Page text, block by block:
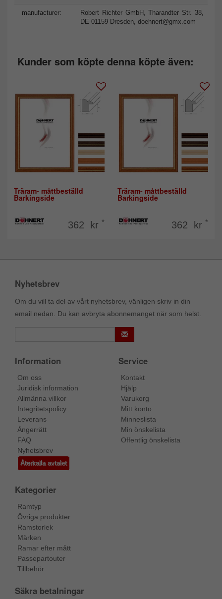
manufacturer:
Robert Richter GmbH, Tharandter Str. 38,
DE 01159 Dresden, doehnert@gmx.com
Kunder som köpte denna köpte även:
Träram- måttbeställd
Barkingside
362 kr *
Träram- måttbeställd
Barkingside
362 kr *
Nyhetsbrev
Om du vill ta del av vårt nyhetsbrev, vänligen skriv in din
email nedan. Du kan avbryta abonnemanget när som helst.
Information
Om oss
Juridisk information
Allmänna villkor
Integritetspolicy
Leverans
Ångerrätt
FAQ
Nyhetsbrev
Återkalla avtalet
Service
Kontakt
Hjälp
Varukorg
Mitt konto
Minneslista
Min önskelista
Offentlig önskelista
Kategorier
Ramtyp
Övriga produkter
Ramstorlek
Märken
Ramar efter mått
Passepartouter
Tillbehör
Säkra betalningar